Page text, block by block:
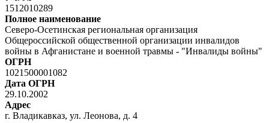
1512010289
Полное наименование
Северо-Осетинская региональная организация
Общероссийской общественной организации инвалидов
войны в Афганистане и военной травмы - "Инвалиды войны"
ОГРН
1021500001082
Дата ОГРН
29.10.2002
Адрес
г. Владикавказ, ул. Леонова, д. 4